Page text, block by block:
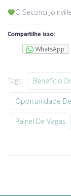
O Seconci
Compartilhe isso:
WhatsApp
Tags: Benefício
Oportunidade
Painel De Vagas